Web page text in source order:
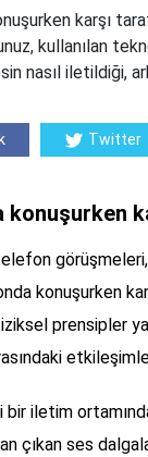
karşı
kullanılan
nasıl iletildiği,
Twitter
konuşurken
prensipler
bir iletim
çıkan ses